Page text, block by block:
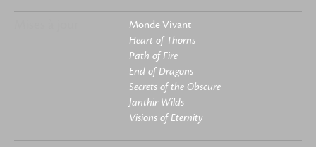
Monde Vivant
Heart of Thorns
Path of Fire
End of Dragons
Secrets of the Obscure
Janthir Wilds
Visions of Eternity